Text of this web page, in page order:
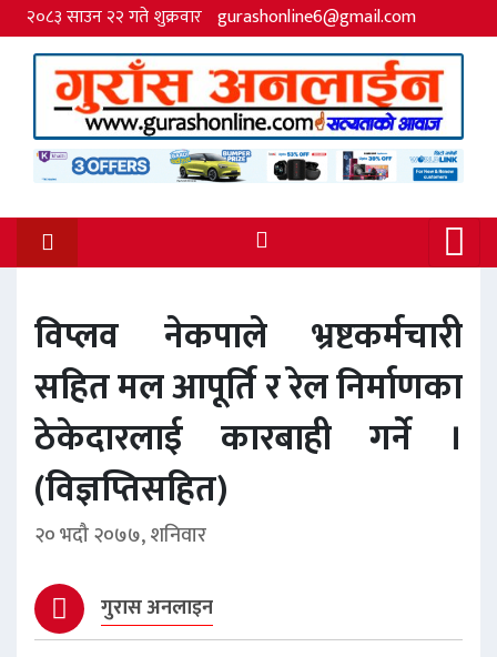
२०८३ साउन २२ गते शुक्रवार gurashonline6@gmail.com
विप्लव नेकपाले भ्रष्टकर्मचारी
सहित मल आपूर्ति र रेल निर्माणका
ठेकेदारलाई कारबाही गर्ने ।
(विज्ञप्तिसहित)
२० भदौ २०७७, शनिवार
गुरास अनलाइन